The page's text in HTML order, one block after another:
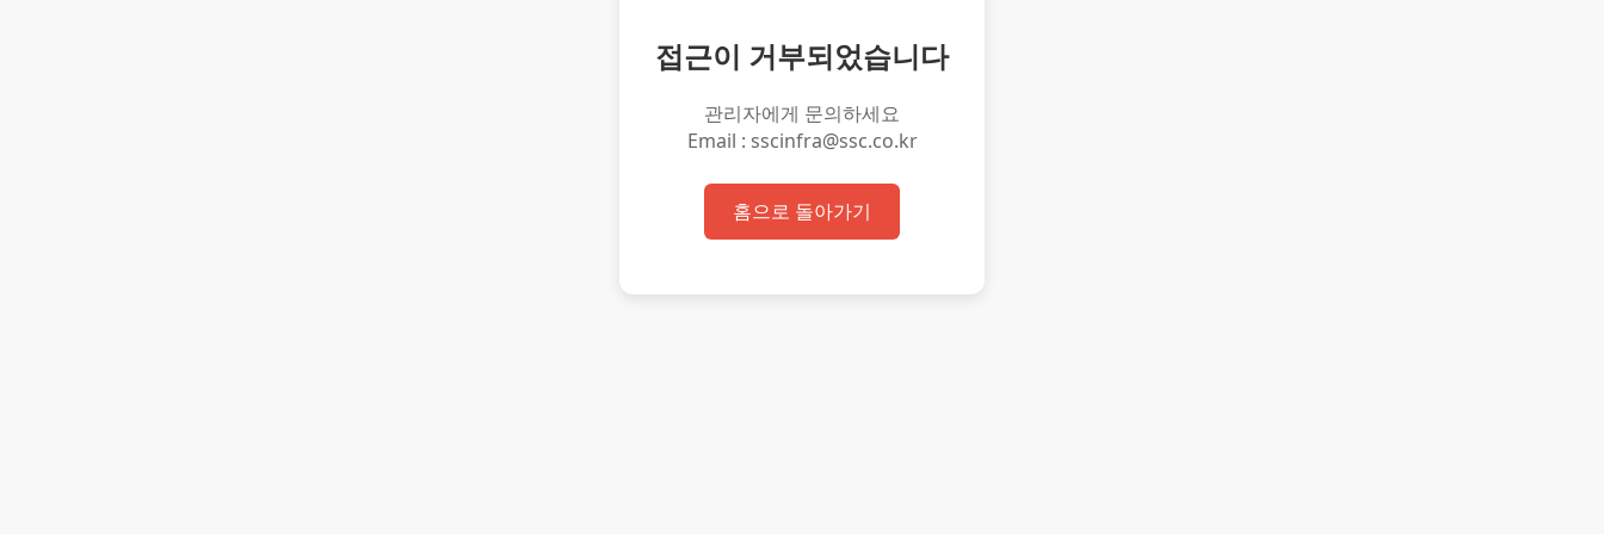
접근이 거부되었습니다
관리자에게 문의하세요
Email : sscinfra@ssc.co.kr
홈으로 돌아가기